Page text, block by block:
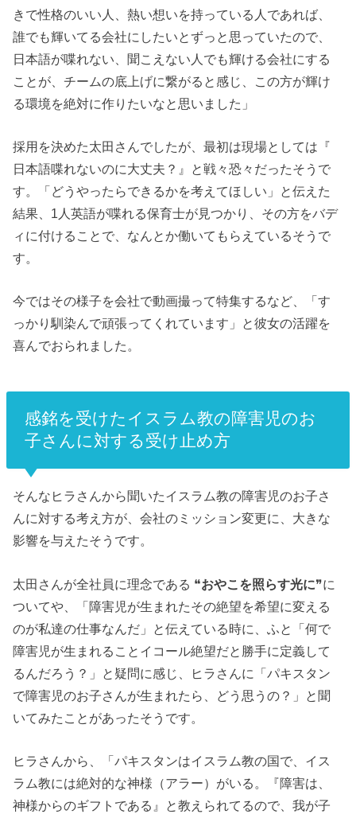
きで性格のいい人、熱い想いを持っている人であれば、
誰でも輝いてる会社にしたいとずっと思っていたので、
日本語が喋れない、聞こえない人でも輝ける会社にする
ことが、チームの底上げに繋がると感じ、 この方が輝け
る環境を絶対に作りたいなと思いました」
採用を決めた太田さんでしたが、最初は現場としては『
日本語喋れないのに大丈夫？』と戦々恐々だったそうで
す。
「どうやったらできるかを考えてほしい」と伝えた
結果、1人英語が喋れる保育士が見つかり、その方をバデ
ィに付けることで、なんとか働いてもらえているそうで
す。
今ではその様子を会社で動画撮って特集するなど、「す
っかり馴染んで頑張ってくれています」と彼女の活躍を
喜んでおられました。
感銘を受けたイスラム教の障害児のお
子さんに対する受け止め方
そんなヒラさんから聞いたイスラム教の障害児のお子さ
んに対する考え方が、会社のミッション変更に、大きな
影響を与えたそうです。
太田さんが全社員に理念である ❝おやこを照らす光に❞に
ついてや、「障害児が生まれたその絶望を希望に変える
のが私達の仕事なんだ」と伝えている時に、ふと「何で
障害児が生まれることイコール絶望だと勝手に定義して
るんだろう？」と疑問に感じ、ヒラさんに「パキスタン
で障害児のお子さんが生まれたら、どう思うの？」と聞
いてみたことがあったそうです。
ヒラさんから、「パキスタンはイスラム教の国で、イス
ラム教には絶対的な神様（アラー）がいる。『障害は、
神様からのギフトである』と教えられてるので、我が子